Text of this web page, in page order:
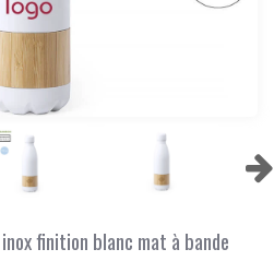
finition blanc mat à bande